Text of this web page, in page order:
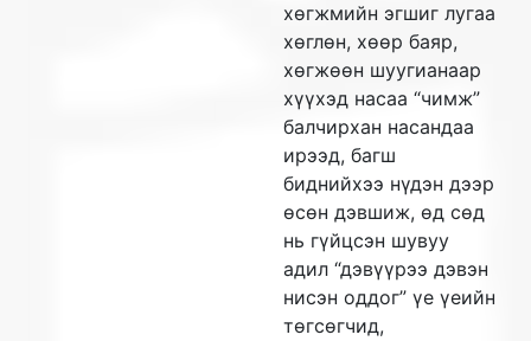
хөгжмийн эгшиг лугаа
хөглөн, хөөр баяр,
хөгжөөн шуугианаар
хүүхэд насаа “чимж”
балчирхан насандаа
ирээд, багш
биднийхээ нүдэн дээр
өсөн дэвшиж, өд сөд
нь гүйцсэн шувуу
адил “дэвүүрээ дэвэн
нисэн оддог” үе үеийн
төгсөгчид,